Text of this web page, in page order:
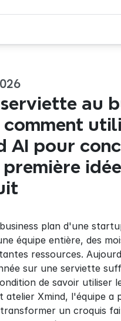
au
comment
AI pour
plan d'une
équipe entière, des
ressources.
sur une serviette
de savoir utiliser
atelier Xmind, l'équipe a
un croquis